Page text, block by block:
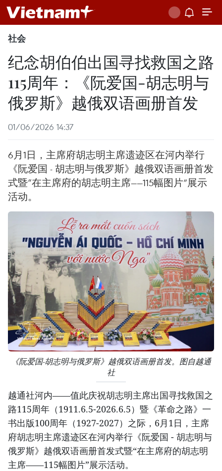
社会
纪念胡伯伯出国寻找救国之路
115周年：《阮爱国-胡志明与
俄罗斯》越俄双语画册首发
01/06/2026 14:37
6月1日，主席府胡志明主席遗迹区在河内举行
《阮爱国 - 胡志明与俄罗斯》越俄双语画册首发
式暨“在主席府的胡志明主席——115幅图片”展示
活动。
《阮爱国-胡志明与俄罗斯》越俄双语画册首发。图自越通
社
越通社河内——值此庆祝胡志明主席出国寻找救国之
路115周年（1911.6.5-2026.6.5）暨《革命之路》一
书出版100周年（1927-2027）之际，6月1日，主席
府胡志明主席遗迹区在河内举行《阮爱国 - 胡志明与
俄罗斯》越俄双语画册首发式暨“在主席府的胡志明
主席——115幅图片”展示活动。